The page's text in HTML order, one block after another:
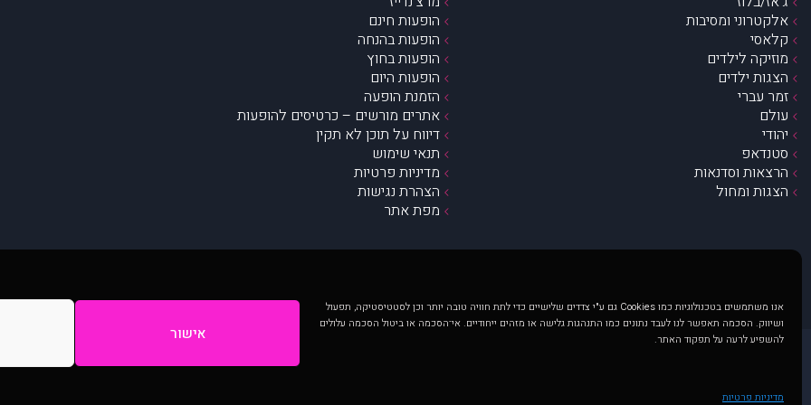
אנו משתמשים בטכנולוגיות כמו Cookies גם ע"י צדדים שלישיים כדי לתת חוויה טובה יותר וכן לסטטיסטיקה, תפעול
ושיווק. הסכמה תאפשר לנו לעבד נתונים כמו התנהגות גלישה או מזהים ייחודיים. אי־הסכמה או ביטול הסכמה עלולים
להשפיע לרעה על תפקוד האתר.
אישור
מדיניות פרטיות
אלקטרוני ומסיבות
קלאסי
מוזיקה לילדים
הצגות ילדים
זמר עברי
עולם
יהודי
סטנדאפ
הרצאות וסדנאות
הצגות ומחול
הופעות חינם
הופעות בהנחה
הופעות בחוץ
הופעות היום
הזמנת הופעה
אתרים מורשים – כרטיסים להופעות
דיווח על תוכן לא תקין
תנאי שימוש
מדיניות פרטיות
הצהרת נגישות
מפת אתר